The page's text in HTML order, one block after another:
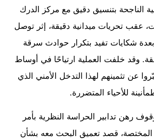
الناجحة بتنسيق دقيق مع مركز الدرك
عقب تحريات ميدانية دقيقة، إثر توصل
بعدة شكايات تفيد بتكرار حوادث سرقة
وقد خلفت العملية ارتياحًا في أوساط
عن تثمينهم لهذا التدخل الأمني الذي
للأحياء المتضررة.
رهن تدابير الحراسة النظرية بأمر
المختصة، قصد تعميق البحث معه بشأن